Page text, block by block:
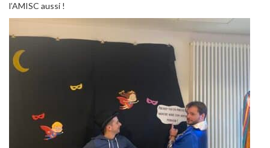
l’AMISC aussi !